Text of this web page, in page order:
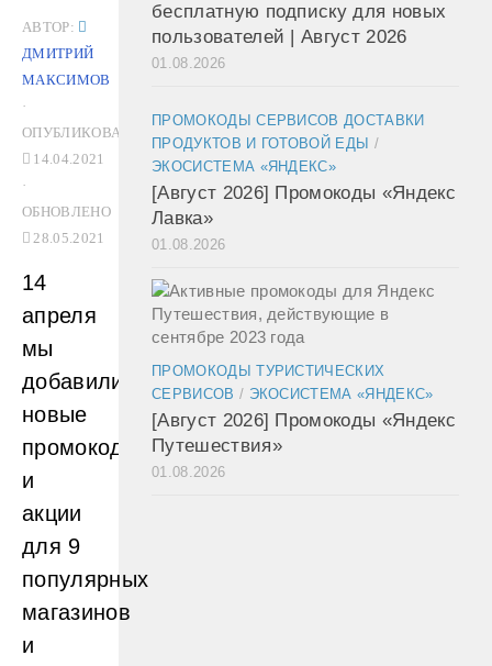
АВТОР:
ДМИТРИЙ
МАКСИМОВ
·
ОПУБЛИКОВАНО
14.04.2021
·
ОБНОВЛЕНО
28.05.2021
14
апреля
мы
добавили
новые
промокоды
и
акции
для 9
популярных
магазинов
и
бесплатную подписку для новых
пользователей | Август 2026
01.08.2026
ПРОМОКОДЫ СЕРВИСОВ ДОСТАВКИ
ПРОДУКТОВ И ГОТОВОЙ ЕДЫ /
ЭКОСИСТЕМА «ЯНДЕКС»
[Август 2026] Промокоды «Яндекс
Лавка»
01.08.2026
ПРОМОКОДЫ ТУРИСТИЧЕСКИХ
СЕРВИСОВ / ЭКОСИСТЕМА «ЯНДЕКС»
[Август 2026] Промокоды «Яндекс
Путешествия»
01.08.2026